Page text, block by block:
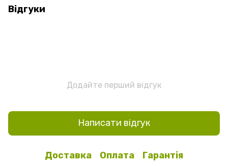
Відгуки
Додайте перший відгук
Написати відгук
Доставка Оплата Гарантія